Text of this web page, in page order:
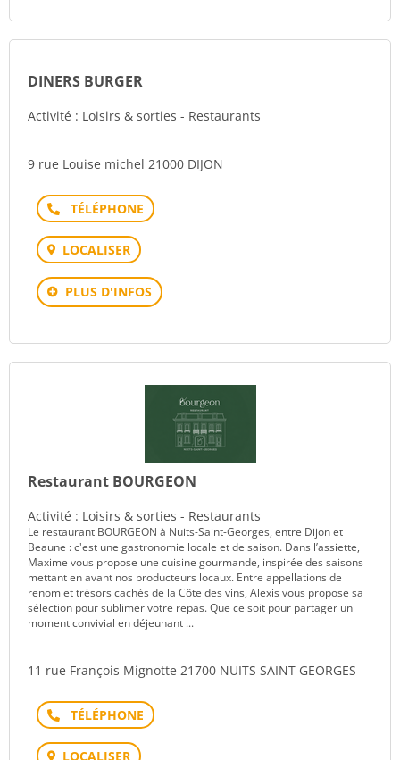
DINERS BURGER
Activité : Loisirs & sorties - Restaurants
9 rue Louise michel 21000 DIJON
Téléphone
LOCALISER
PLUS D'INFOS
Restaurant BOURGEON
Activité : Loisirs & sorties - Restaurants
Le restaurant BOURGEON à Nuits-Saint-Georges, entre Dijon et
Beaune : c'est une gastronomie locale et de saison. Dans l’assiette,
Maxime vous propose une cuisine gourmande, inspirée des saisons
mettant en avant nos producteurs locaux. Entre appellations de
renom et trésors cachés de la Côte des vins, Alexis vous propose sa
sélection pour sublimer votre repas. Que ce soit pour partager un
moment convivial en déjeunant ...
11 rue François Mignotte 21700 NUITS SAINT GEORGES
Téléphone
LOCALISER